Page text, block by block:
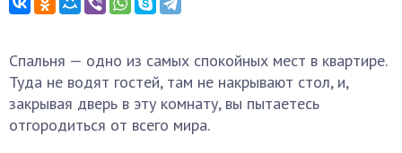
Спальня — одно из самых спокойных мест в квартире.
Туда не водят гостей, там не накрывают стол, и,
закрывая дверь в эту комнату, вы пытаетесь
отгородиться от всего мира.